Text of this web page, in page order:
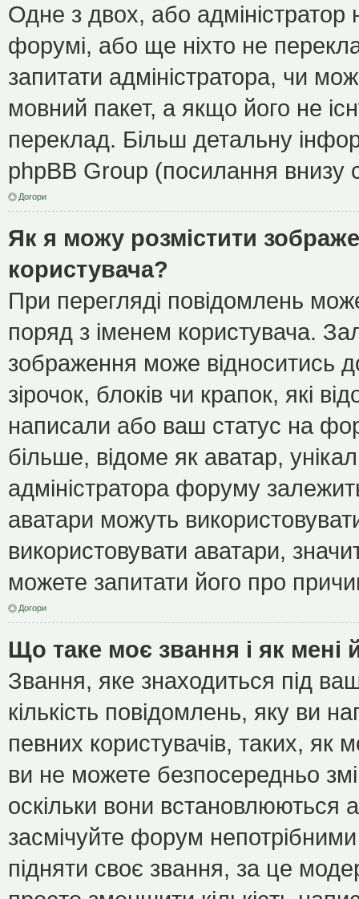
Одне з двох, або
форумі, або ще ніхто не
запитати адміністратора, чи
мовний пакет, а якщо його не
переклад. Більш детальну
phpBB Group (посилання внизу
Догори
Як я можу розмістити
користувача?
При перегляді повідомлень
поряд з іменем користувача.
зображення може відноситись
зірочок, блоків чи крапок, які
написали або ваш статус на
більше, відоме як аватар,
адміністратора форуму
аватари можуть
використовувати аватари,
можете запитати його про
Догори
Що таке моє звання і як мені
Звання, яке знаходиться під
кількість повідомлень, яку ви
певних користувачів, таких, як
ви не можете безпосередньо
оскільки вони встановлюються
засмічуйте форум
підняти своє звання, за це